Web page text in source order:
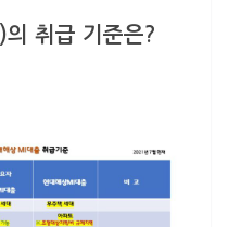
의 취급 기준은?